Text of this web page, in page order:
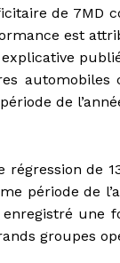
de
est
de
de
période de
une
groupes